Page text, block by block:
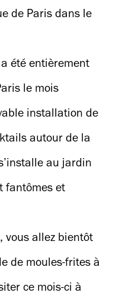
d’art
de Paris dans le
pas trois
été entièrement
le mois
comme des
installation de
Pistoletto au
autour de la
écolo ? au jardin
première
fantômes et
au Salon de
vous allez bientôt
à Paris !
de moules-frites à
ce mois-ci à